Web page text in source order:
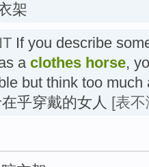
架
If you describe
a clothes horse,
but think too
乎穿戴的女人 [表